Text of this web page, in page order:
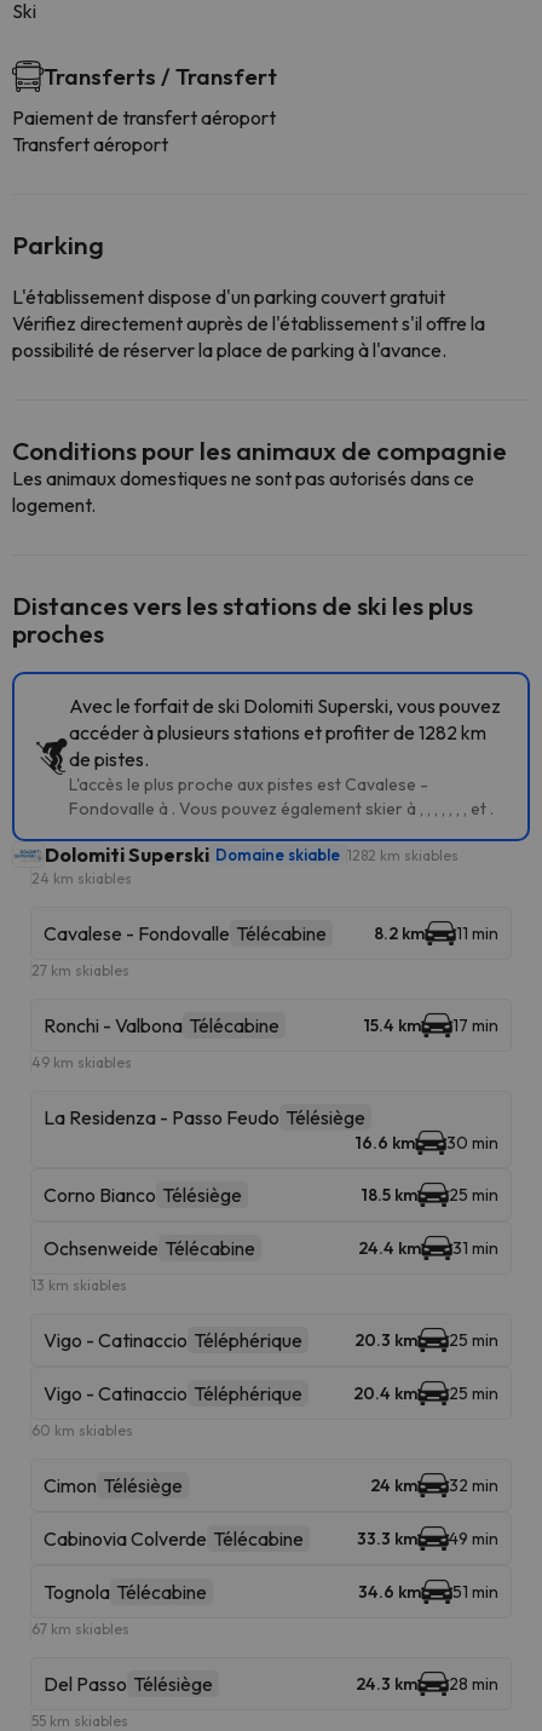
Ski
Transferts / Transfert
Paiement de transfert aéroport
Transfert aéroport
Parking
L'établissement dispose d'un parking couvert gratuit
Vérifiez directement auprès de l'établissement s'il offre la
possibilité de réserver la place de parking à l'avance.
Conditions pour les animaux de compagnie
Les animaux domestiques ne sont pas autorisés dans ce
logement.
Distances vers les stations de ski les plus
proches
Avec le forfait de ski Dolomiti Superski, vous pouvez
accéder à plusieurs stations et profiter de 1282 km
de pistes.
L'accès le plus proche aux pistes est Cavalese -
Fondovalle à . Vous pouvez également skier à , , , , , , , et .
Dolomiti Superski Domaine skiable 1282 km skiables
24 km skiables
Cavalese - Fondovalle Télécabine 8.2 km 11 min
27 km skiables
Ronchi - Valbona Télécabine 15.4 km 17 min
49 km skiables
La Residenza - Passo Feudo Télésiège
16.6 km 30 min
Corno Bianco Télésiège 18.5 km 25 min
Ochsenweide Télécabine 24.4 km 31 min
13 km skiables
Vigo - Catinaccio Téléphérique 20.3 km 25 min
Vigo - Catinaccio Téléphérique 20.4 km 25 min
60 km skiables
Cimon Télésiège 24 km 32 min
Cabinovia Colverde Télécabine 33.3 km 49 min
Tognola Télécabine 34.6 km 51 min
67 km skiables
Del Passo Télésiège 24.3 km 28 min
55 km skiables